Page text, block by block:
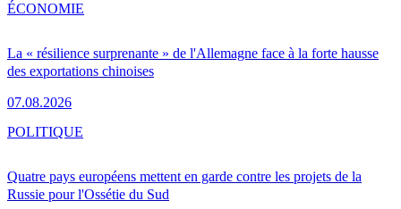
La « résilience surprenante » de l'Allemagne face à la forte hausse
des exportations chinoises
07.08.2026
ÉCONOMIE
Quatre pays européens mettent en garde contre les projets de la
Russie pour l'Ossétie du Sud
POLITIQUE